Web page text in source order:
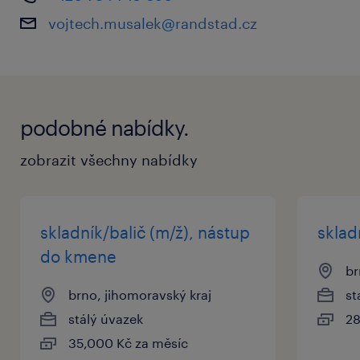
stabilní zaměstnání na hlavní pracovní
poměr (HPP)
dobrou fyzickou kondici (práce je v
pohybu)
zkušenosti s VZV jsou výhodou
proaktivní přístup, logické myšlení,
rychlost a přesnost
vojtech.musalek@randstad.cz
podobné nabídky.
zobrazit všechny nabídky
skladník/balič (m/ž), nástup
do kmene
brno, jihomoravský kraj
stálý úvazek
35,000 Kč za měsíc